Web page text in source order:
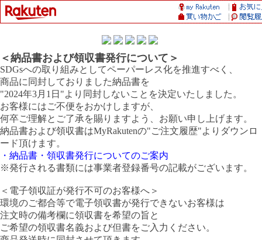
＜納品書および領収書発行について＞
SDGsへの取り組みとしてペーパーレス化を推進すべく、
商品に同封しておりました納品書を
"2024年3月1日"より同封しないことを決定いたしました。
お客様にはご不便をおかけしますが、
何卒ご理解とご了承を賜りますよう、お願い申し上げます。
納品書および領収書はMyRakutenの"ご注文履歴"よりダウンロ
ード頂けます。
・納品書・領収書発行についてのご案内
※発行される書類には事業者登録番号の記載がございます。
＜電子領収証が発行不可のお客様へ＞
環境のご都合等で電子領収書が発行できないお客様は
注文時の備考欄に領収書を希望の旨と
ご希望の領収書名義および但書をご入力ください。